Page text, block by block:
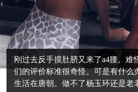
刚过去反手摸肚脐又来了a4腰。难
们的评价标准很奇怪。可是有什么
生活在唐朝。做不了杨玉环还是老